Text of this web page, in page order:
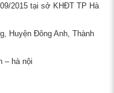
2015 tại sở KHĐT TP Hà
Huyện Đông Anh, Thành
– hà nội